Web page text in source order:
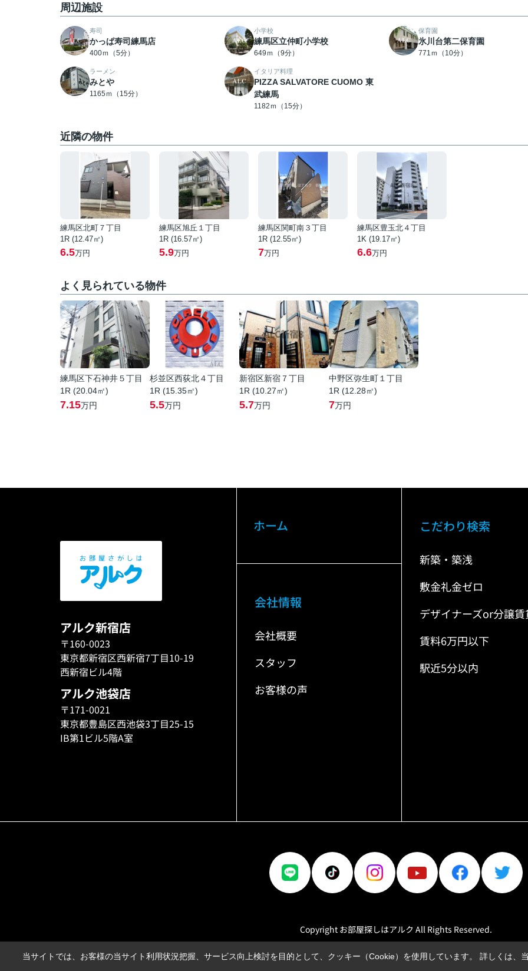
周辺施設
寿司
かっぱ寿司練馬店
400ｍ（5分）
小学校
練馬区立仲町小学校
649ｍ（9分）
保育園
氷川台第二保育園
771ｍ（10分）
ラーメン
みとや
1165ｍ（15分）
イタリア料理
PIZZA SALVATORE CUOMO 東
武練馬
1182ｍ（15分）
近隣の物件
練馬区北町７丁目
1R (12.47㎡)
6.5万円
練馬区旭丘１丁目
1R (16.57㎡)
5.9万円
練馬区関町南３丁目
1R (12.55㎡)
7万円
練馬区豊玉北４丁目
1K (19.17㎡)
6.6万円
よく見られている物件
練馬区下石神井５丁目
1R (20.04㎡)
7.15万円
杉並区西荻北４丁目
1R (15.35㎡)
5.5万円
新宿区新宿７丁目
1R (10.27㎡)
5.7万円
中野区弥生町１丁目
1R (12.28㎡)
7万円
アルク新宿店
〒160-0023
東京都新宿区西新宿7丁目10-19
西新宿ビル4階
アルク池袋店
〒171-0021
東京都豊島区西池袋3丁目25-15
IB第1ビル5階A室
ホーム
会社情報
会社概要
スタッフ
お客様の声
こだわり検索
新築・築浅
敷金礼金ゼロ
デザイナーズor分譲賃
賃料6万円以下
駅近5分以内
Copyright お部屋探しはアルク All Rights Reserved.
当サイトでは、お客様の当サイト利用状況把握、サービス向上検討を目的として、クッキー（Cookie）を使用しています。 詳しくは、